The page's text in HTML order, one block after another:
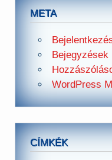
META
WordPress
CÍMKÉK